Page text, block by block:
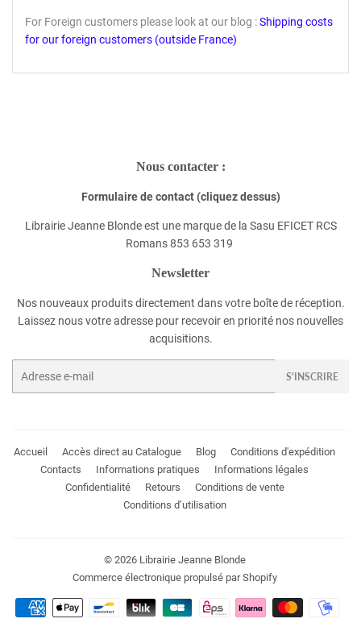
For Foreign customers please look at our blog :Shipping costs
for our foreign customers (outside France)
Nous contacter :
Formulaire de contact (cliquez dessus)
Librairie Jeanne Blonde est une marque de la Sasu EFICET RCS
Romans 853 653 319
Newsletter
Nos nouveaux produits directement dans votre boîte de réception.
Laissez nous votre adresse pour recevoir en priorité nos nouvelles
acquisitions.
S'INSCRIRE
Accueil Accès direct au Catalogue Blog
Conditions d'expédition
Contacts
Informations pratiques
Informations légales
Confidentialité
Retours
Conditions de vente
Conditions d’utilisation
© 2026 Librairie Jeanne Blonde
Commerce électronique propulsé par Shopify
Méthodes